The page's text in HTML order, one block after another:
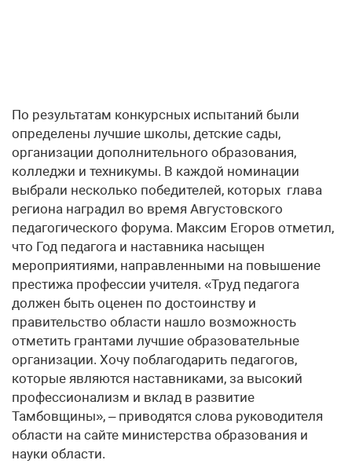
По результатам конкурсных испытаний были
определены лучшие школы, детские сады,
организации дополнительного образования,
колледжи и техникумы. В каждой номинации
выбрали несколько победителей, которых глава
региона наградил во время Августовского
педагогического форума. Максим Егоров отметил,
что Год педагога и наставника насыщен
мероприятиями, направленными на повышение
престижа профессии учителя. «Труд педагога
должен быть оценен по достоинству и
правительство области нашло возможность
отметить грантами лучшие образовательные
организации. Хочу поблагодарить педагогов,
которые являются наставниками, за высокий
профессионализм и вклад в развитие
Тамбовщины», – приводятся слова руководителя
области на сайте министерства образования и
науки области.